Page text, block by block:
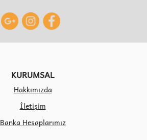
KURUMSAL
Hakkımızda
İletişim
Banka Hesaplarımız